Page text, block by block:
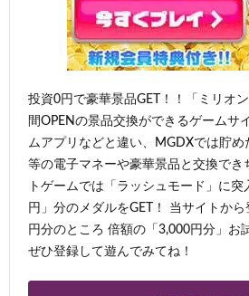
投資0円で豪華景品GET！！「ミリオ
間OPENの景品交換ができるゲームサ
ムアプリなどと違い、MGDXでは貯め
等の電子マネーや豪華景品と交換でき
トゲームでは「ラッシュモード」に
円」分のメダルをGET！ 当サイトか
円分のところ 倍額の「3,000円分」お
ぜひ登録して遊んでみてね！